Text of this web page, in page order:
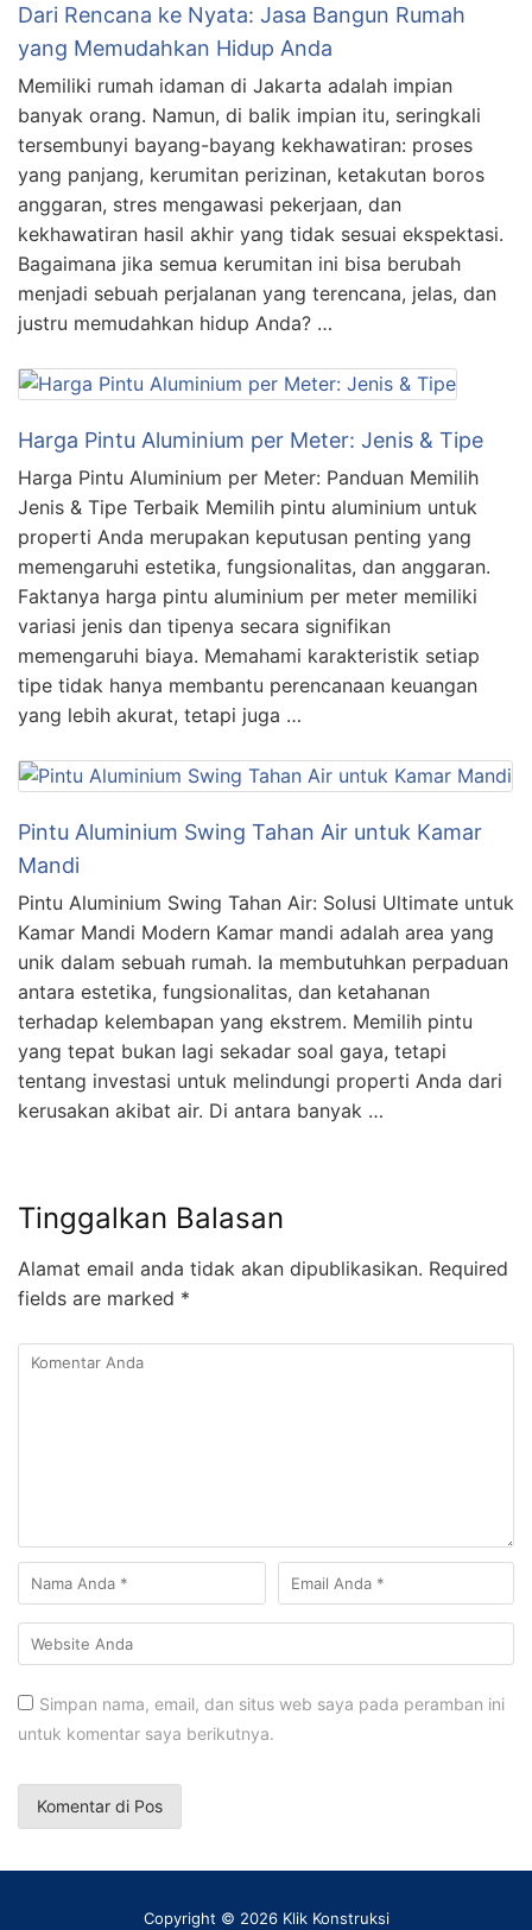
Dari Rencana ke Nyata: Jasa Bangun Rumah
yang Memudahkan Hidup Anda
Memiliki rumah idaman di Jakarta adalah impian
banyak orang. Namun, di balik impian itu, seringkali
tersembunyi bayang-bayang kekhawatiran: proses
yang panjang, kerumitan perizinan, ketakutan boros
anggaran, stres mengawasi pekerjaan, dan
kekhawatiran hasil akhir yang tidak sesuai ekspektasi.
Bagaimana jika semua kerumitan ini bisa berubah
menjadi sebuah perjalanan yang terencana, jelas, dan
justru memudahkan hidup Anda? …
Harga Pintu Aluminium per Meter: Jenis & Tipe
Harga Pintu Aluminium per Meter: Panduan Memilih
Jenis & Tipe Terbaik Memilih pintu aluminium untuk
properti Anda merupakan keputusan penting yang
memengaruhi estetika, fungsionalitas, dan anggaran.
Faktanya harga pintu aluminium per meter memiliki
variasi jenis dan tipenya secara signifikan
memengaruhi biaya. Memahami karakteristik setiap
tipe tidak hanya membantu perencanaan keuangan
yang lebih akurat, tetapi juga …
Pintu Aluminium Swing Tahan Air untuk Kamar
Mandi
Pintu Aluminium Swing Tahan Air: Solusi Ultimate untuk
Kamar Mandi Modern Kamar mandi adalah area yang
unik dalam sebuah rumah. Ia membutuhkan perpaduan
antara estetika, fungsionalitas, dan ketahanan
terhadap kelembapan yang ekstrem. Memilih pintu
yang tepat bukan lagi sekadar soal gaya, tetapi
tentang investasi untuk melindungi properti Anda dari
kerusakan akibat air. Di antara banyak …
Tinggalkan Balasan
Alamat email anda tidak akan dipublikasikan. Required
fields are marked *
Simpan nama, email, dan situs web saya pada peramban ini
untuk komentar saya berikutnya.
Copyright © 2026 Klik Konstruksi